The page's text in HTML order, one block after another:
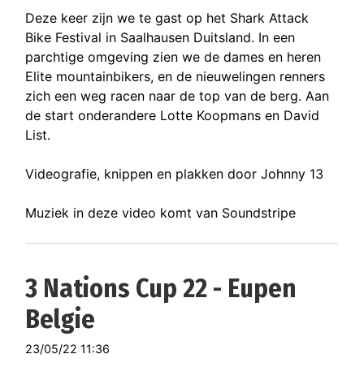
Deze keer zijn we te gast op het Shark Attack
Bike Festival in Saalhausen Duitsland. In een
parchtige omgeving zien we de dames en heren
Elite mountainbikers, en de nieuwelingen renners
zich een weg racen naar de top van de berg. Aan
de start onderandere Lotte Koopmans en David
List.
Videografie, knippen en plakken door Johnny 13
Muziek in deze video komt van Soundstripe
3 Nations Cup 22 - Eupen
Belgie
23/05/22 11:36